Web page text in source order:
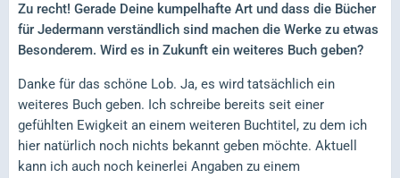
Zu recht! Gerade Deine kumpelhafte Art und dass die Bücher
für Jedermann verständlich sind machen die Werke zu etwas
Besonderem. Wird es in Zukunft ein weiteres Buch geben?
Danke für das schöne Lob. Ja, es wird tatsächlich ein
weiteres Buch geben. Ich schreibe bereits seit einer
gefühlten Ewigkeit an einem weiteren Buchtitel, zu dem ich
hier natürlich noch nichts bekannt geben möchte. Aktuell
kann ich auch noch keinerlei Angaben zu einem